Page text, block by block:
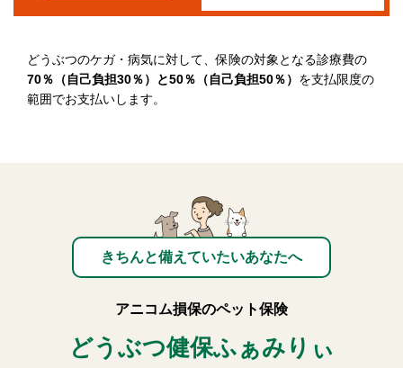
どうぶつのケガ・病気に対して、保険の対象となる診療費の
70％（自己負担30％）と50％（自己負担50％） を支払限度の
範囲でお支払いします。
きちんと備えていたいあなたへ
アニコム損保のペット保険
どうぶつ健保ふぁみりぃ